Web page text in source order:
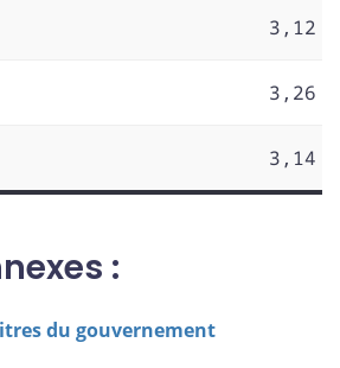
3,12
3,26
3,14
:
du gouvernement